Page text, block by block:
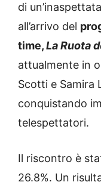
di
all’arrivo del
time,La Ruota
attualmente in
Scotti e Samira
conquistando
telespettatori.
Il riscontro è
26.8%. Un